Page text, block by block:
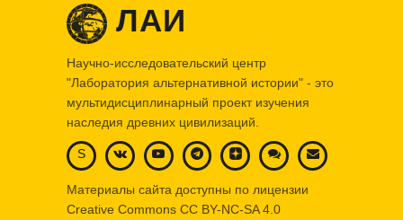
ЛАИ
Научно-исследовательский центр
"Лаборатория альтернативной истории" - это
мультидисциплинарный проект изучения
наследия древних цивилизаций.
S
Материалы сайта доступны по лицензии
Creative Commons CC BY-NC-SA 4.0